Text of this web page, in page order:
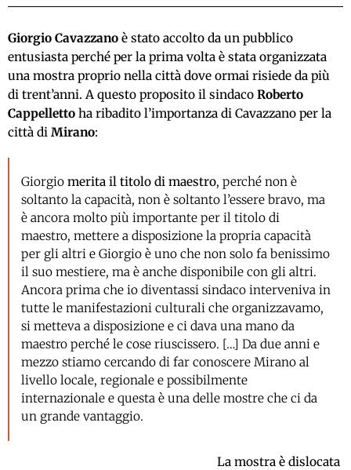
Giorgio Cavazzano è stato accolto da un pubblico
entusiasta perché per la prima volta è stata organizzata
una mostra proprio nella città dove ormai risiede da più
di trent’anni. A questo proposito il sindaco Roberto
Cappelletto ha ribadito l’importanza di Cavazzano per la
città di Mirano:
Giorgiomerita il titolo di maestro, perché non è
soltanto la capacità, non è soltanto l’essere bravo, ma
è ancora molto più importante per il titolo di
maestro, mettere a disposizione la propria capacità
per gli altri e Giorgio è uno che non solo fa benissimo
il suo mestiere, ma è anche disponibile con gli altri.
Ancora prima che io diventassi sindaco interveniva in
tutte le manifestazioni culturali che organizzavamo,
si metteva a disposizione e ci dava una mano da
maestro perché le cose riuscissero. […] Da due anni e
mezzo stiamo cercando di far conoscere Mirano al
livello locale, regionale e possibilmente
internazionale e questa è una delle mostre che ci da
un grande vantaggio.
La mostra è dislocata